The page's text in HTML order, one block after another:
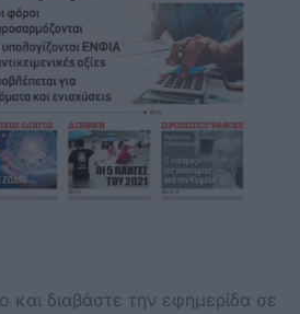
και διαβάστε την εφημερίδα σε